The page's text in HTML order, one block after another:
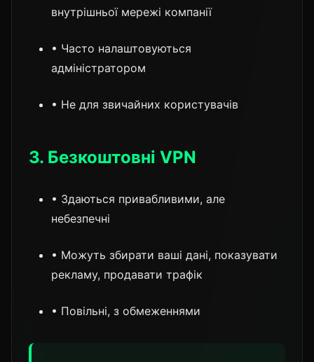
внутрішньої мережі компанії
• Часто налаштовуються
адміністратором
• Не для звичайних користувачів
3. Безкоштовні VPN
• Здаються привабливими, але
небезпечні
• Можуть збирати ваші дані, показувати
рекламу, продавати трафік
• Повільні, з обмеженнями